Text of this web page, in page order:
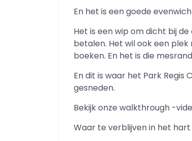
En het is een goede
Het is een wip om dicht bij
betalen. Het wil ook een
boeken. En het is die
En dit is waar het Park
gesneden.
Bekijk onze walkthrough -
Waar te verblijven in het hart